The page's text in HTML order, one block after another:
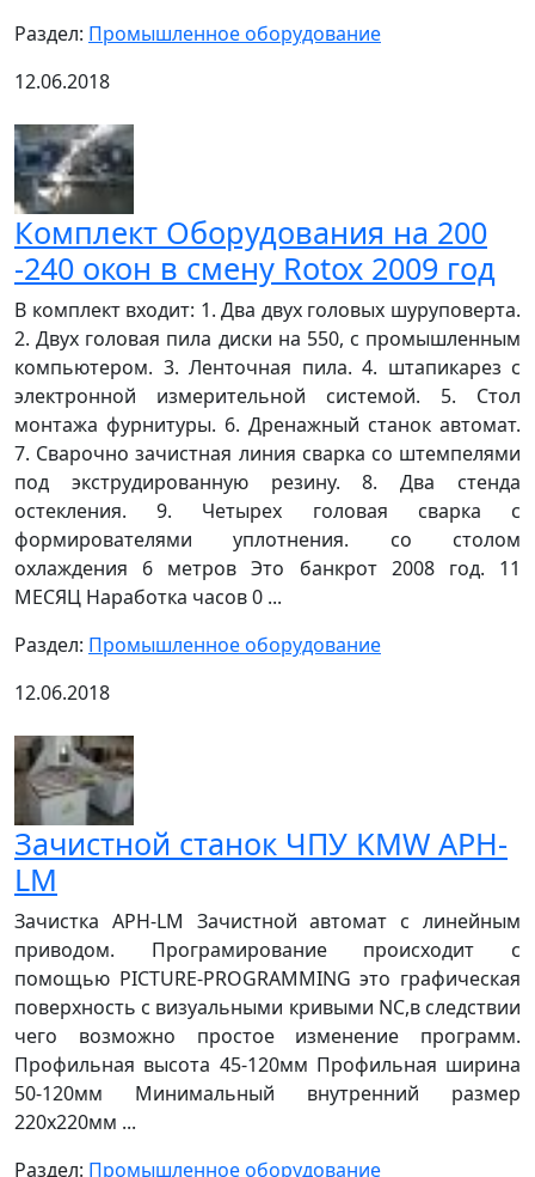
Раздел: Промышленное оборудование
12.06.2018
Комплект Оборудования на 200
-240 окон в смену Rotox 2009 год
В комплект входит: 1. Два двух головых шуруповерта.
2. Двух головая пила диски на 550, с промышленным
компьютером. 3. Ленточная пила. 4. штапикарез с
электронной измерительной системой. 5. Стол
монтажа фурнитуры. 6. Дренажный станок автомат.
7. Сварочно зачистная линия сварка со штемпелями
под экструдированную резину. 8. Два стенда
остекления. 9. Четырех головая сварка с
формирователями уплотнения. со столом
охлаждения 6 метров Это банкрот 2008 год. 11
МЕСЯЦ Наработка часов 0 ...
Раздел: Промышленное оборудование
12.06.2018
Зачистной станок ЧПУ KMW APH-
LM
Зачистка APH-LM Зачистной автомат с линейным
приводом. Програмирование происходит с
помощью PICTURE-PROGRAMMING это графическая
поверхность с визуальными кривыми NC,в следствии
чего возможно простое изменение программ.
Профильная высота 45-120мм Профильная ширина
50-120мм Минимальный внутренний размер
220х220мм ...
Раздел: Промышленное оборудование